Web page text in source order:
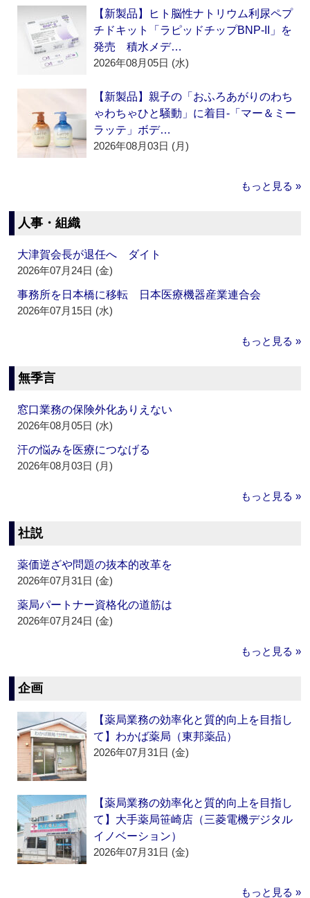
【新製品】ヒト脳性ナトリウム利尿ペプ
チドキット「ラピッドチップBNP-II」を
発売 積水メデ…
2026年08月05日 (水)
【新製品】親子の「おふろあがりのわち
ゃわちゃひと騒動」に着目‐「マー＆ミー
ラッテ」ボデ…
2026年08月03日 (月)
もっと見る »
人事・組織
大津賀会長が退任へ ダイト
2026年07月24日 (金)
事務所を日本橋に移転 日本医療機器産業連合会
2026年07月15日 (水)
もっと見る »
無季言
窓口業務の保険外化ありえない
2026年08月05日 (水)
汗の悩みを医療につなげる
2026年08月03日 (月)
もっと見る »
社説
薬価逆ざや問題の抜本的改革を
2026年07月31日 (金)
薬局パートナー資格化の道筋は
2026年07月24日 (金)
もっと見る »
企画
【薬局業務の効率化と質的向上を目指し
て】わかば薬局（東邦薬品）
2026年07月31日 (金)
【薬局業務の効率化と質的向上を目指し
て】大手薬局笹崎店（三菱電機デジタル
イノベーション）
2026年07月31日 (金)
もっと見る »